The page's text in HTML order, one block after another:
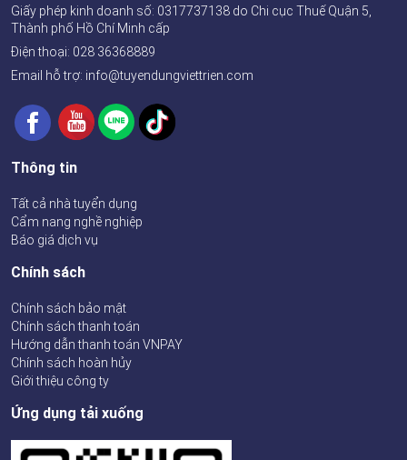
Giấy phép kinh doanh số: 0317737138 do Chi cục Thuế Quận 5,
Thành phố Hồ Chí Minh cấp
Điện thoại: 028 36368889
Email hỗ trợ: info@tuyendungviettrien.com
Thông tin
Tất cả nhà tuyển dụng
Cẩm nang nghề nghiệp
Báo giá dịch vụ
Chính sách
Chính sách bảo mật
Chính sách thanh toán
Hướng dẫn thanh toán VNPAY
Chính sách hoàn hủy
Giới thiệu công ty
Ứng dụng tải xuống